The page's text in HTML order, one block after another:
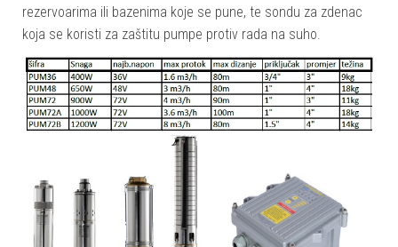
rezervoarima ili bazenima koje se pune, te sondu za zdenac
koja se koristi za zaštitu pumpe protiv rada na suho.